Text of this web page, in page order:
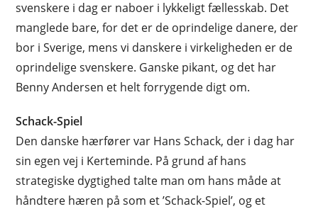
svenskere i dag er naboer i lykkeligt fællesskab. Det
manglede bare, for det er de oprindelige danere, der
bor i Sverige, mens vi danskere i virkeligheden er de
oprindelige svenskere. Ganske pikant, og det har
Benny Andersen et helt forrygende digt om.
Schack-Spiel
Den danske hærfører var Hans Schack, der i dag har
sin egen vej i Kerteminde. På grund af hans
strategiske dygtighed talte man om hans måde at
håndtere hæren på som et ’Schack-Spiel’, og et